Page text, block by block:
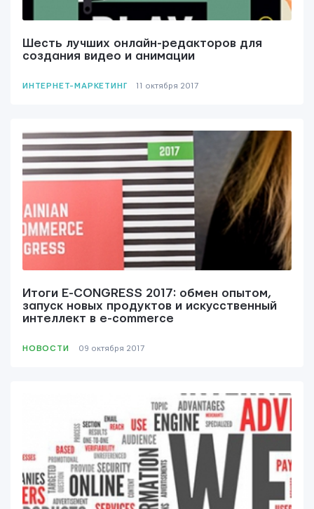
Шесть лучших онлайн-редакторов для
создания видео и анимации
ИНТЕРНЕТ-МАРКЕТИНГ 11 октября 2017
Итоги E-CONGRESS 2017: обмен опытом,
запуск новых продуктов и искусственный
интеллект в e-commerce
НОВОСТИ 09 октября 2017